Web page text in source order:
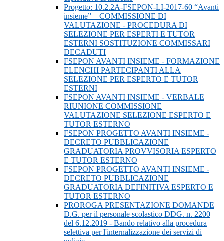
Progetto: 10.2.2A-FSEPON-LI-2017-60 “Avanti
insieme” – COMMISSIONE DI
VALUTAZIONE - PROCEDURA DI
SELEZIONE PER ESPERTI E TUTOR
ESTERNI SOSTITUZIONE COMMISSARI
DECADUTI
FSEPON AVANTI INSIEME - FORMAZIONE
ELENCHI PARTECIPANTI ALLA
SELEZIONE PER ESPERTO E TUTOR
ESTERNI
FSEPON AVANTI INSIEME - VERBALE
RIUNIONE COMMISSIONE
VALUTAZIONE SELEZIONE ESPERTO E
TUTOR ESTERNO
FSEPON PROGETTO AVANTI INSIEME -
DECRETO PUBBLICAZIONE
GRADUATORIA PROVVISORIA ESPERTO
E TUTOR ESTERNO
FSEPON PROGETTO AVANTI INSIEME -
DECRETO PUBBLICAZIONE
GRADUATORIA DEFINITIVA ESPERTO E
TUTOR ESTERNO
PROROGA PRESENTAZIONE DOMANDE
D.G. per il personale scolastico DDG. n. 2200
del 6.12.2019 - Bando relativo alla procedura
selettiva per l'internalizzazione dei servizi di